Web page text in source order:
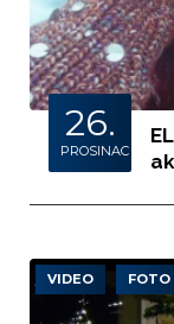
26.
PROSINAC
VIDEO FOTO